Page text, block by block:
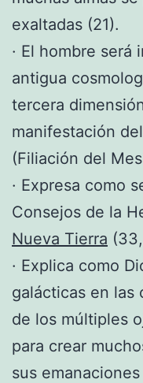
exaltadas (21).
· El hombre será
antigua
tercera
manifestación del
(Filiación del
· Expresa como
Consejos de la
Nueva Tierra
· Explica como
galácticas en las
de los múltiples
para crear
sus